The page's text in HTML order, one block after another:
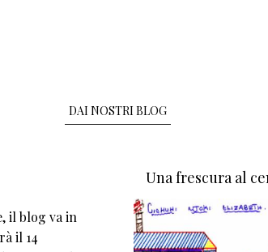
DAI NOSTRI BLOG
il blog va in
il 14
Una frescura al